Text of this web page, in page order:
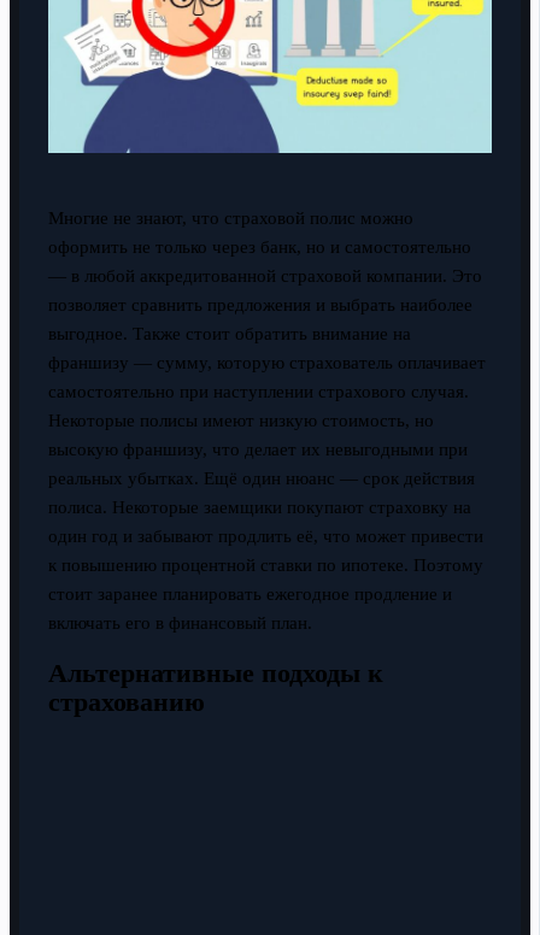
Многие не знают, что страховой полис можно
оформить не только через банк, но и самостоятельно
— в любой аккредитованной страховой компании. Это
позволяет сравнить предложения и выбрать наиболее
выгодное. Также стоит обратить внимание на
франшизу — сумму, которую страхователь оплачивает
самостоятельно при наступлении страхового случая.
Некоторые полисы имеют низкую стоимость, но
высокую франшизу, что делает их невыгодными при
реальных убытках. Ещё один нюанс — срок действия
полиса. Некоторые заемщики покупают страховку на
один год и забывают продлить её, что может привести
к повышению процентной ставки по ипотеке. Поэтому
стоит заранее планировать ежегодное продление и
включать его в финансовый план.
Альтернативные подходы к
страхованию